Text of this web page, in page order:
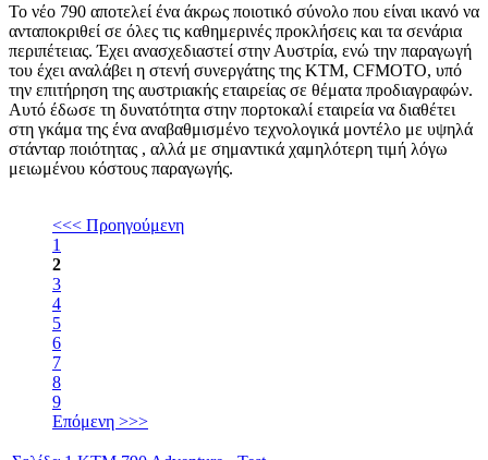
Το νέο 790 αποτελεί ένα άκρως ποιοτικό σύνολο που είναι ικανό να
ανταποκριθεί σε όλες τις καθημερινές προκλήσεις και τα σενάρια
περιπέτειας. Έχει ανασχεδιαστεί στην Αυστρία, ενώ την παραγωγή
του έχει αναλάβει η στενή συνεργάτης της KTM, CFMOTO, υπό
την επιτήρηση της αυστριακής εταιρείας σε θέματα προδιαγραφών.
Αυτό έδωσε τη δυνατότητα στην πορτοκαλί εταιρεία να διαθέτει
στη γκάμα της ένα αναβαθμισμένο τεχνολογικά μοντέλο με υψηλά
στάνταρ ποιότητας , αλλά με σημαντικά χαμηλότερη τιμή λόγω
μειωμένου κόστους παραγωγής.
<<< Προηγούμενη
1
2
3
4
5
6
7
8
9
Επόμενη >>>